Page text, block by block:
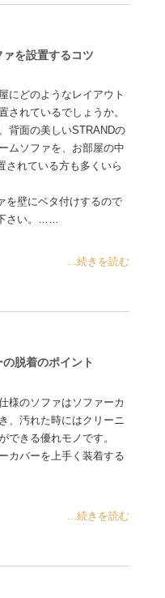
を設置するコツ
にどのようなレイアウト
されているでしょうか。
背面の美しいSTRANDの
ムソファを、お部屋の中
されている方も多くいら
を壁にベタ付けするので
さい。……
...続きを読む
脱着のポイント
様のソファはソファーカ
、汚れた時にはクリーニ
できる優れモノです。
カバーを上手く装着する
...続きを読む